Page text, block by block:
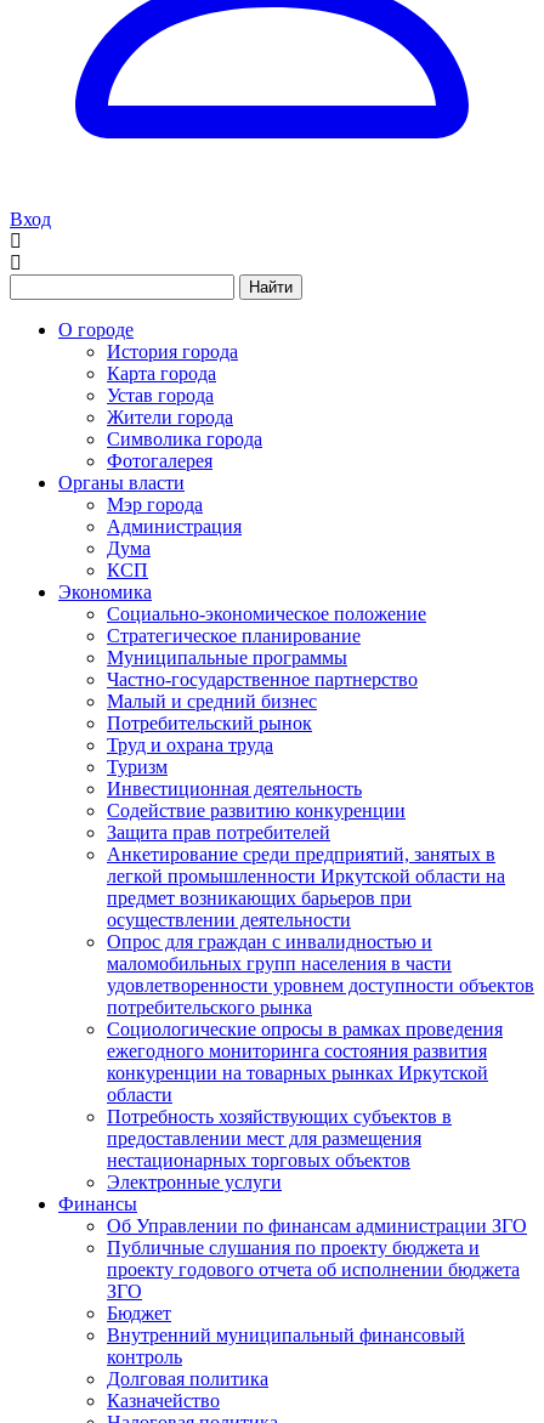
Вход
Найти
О городе
История города
Карта города
Устав города
Жители города
Символика города
Фотогалерея
Органы власти
Мэр города
Администрация
Дума
КСП
Экономика
Социально-экономическое положение
Стратегическое планирование
Муниципальные программы
Частно-государственное партнерство
Малый и средний бизнес
Потребительский рынок
Труд и охрана труда
Туризм
Инвестиционная деятельность
Содействие развитию конкуренции
Защита прав потребителей
Анкетирование среди предприятий, занятых в
легкой промышленности Иркутской области на
предмет возникающих барьеров при
осуществлении деятельности
Опрос для граждан с инвалидностью и
маломобильных групп населения в части
удовлетворенности уровнем доступности объектов
потребительского рынка
Социологические опросы в рамках проведения
ежегодного мониторинга состояния развития
конкуренции на товарных рынках Иркутской
области
Потребность хозяйствующих субъектов в
предоставлении мест для размещения
нестационарных торговых объектов
Электронные услуги
Финансы
Об Управлении по финансам администрации ЗГО
Публичные слушания по проекту бюджета и
проекту годового отчета об исполнении бюджета
ЗГО
Бюджет
Внутренний муниципальный финансовый
контроль
Долговая политика
Казначейство